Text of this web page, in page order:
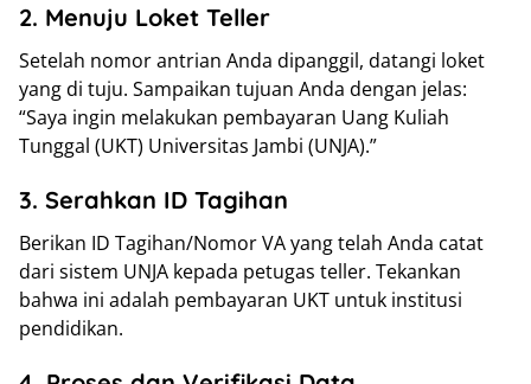
2. Menuju Loket Teller
Setelah nomor antrian Anda dipanggil, datangi loket
yang di tuju. Sampaikan tujuan Anda dengan jelas:
“Saya ingin melakukan pembayaran Uang Kuliah
Tunggal (UKT) Universitas Jambi (UNJA).”
3. Serahkan ID Tagihan
Berikan ID Tagihan/Nomor VA yang telah Anda catat
dari sistem UNJA kepada petugas teller. Tekankan
bahwa ini adalah pembayaran UKT untuk institusi
pendidikan.